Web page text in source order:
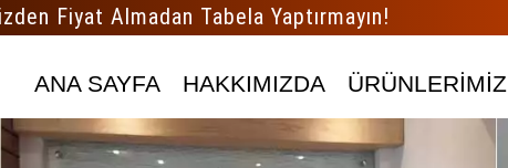
Fiyat Almadan Tabela Yaptırmayın!
ANA SAYFA HAKKIMIZDA ÜRÜNLERİMİZ